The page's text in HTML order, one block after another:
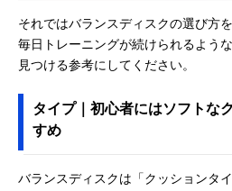
それではバランスディスクの選び方
毎日トレーニングが続けられるよう
見つける参考にしてください。
タイプ｜初心者にはソフトな
すめ
バランスディスクは「クッションタ